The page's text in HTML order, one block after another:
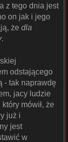
z tego dnia jest
on jak i jego
że dla
.
odstającego
- tak naprawdę
jacy ludzie
mówił, że
już i
jest
w